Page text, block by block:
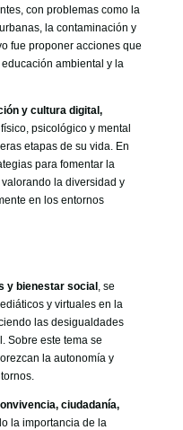
con problemas como la
la contaminación y
fue proponer acciones que
ambiental y la
y cultura digital,
psicológico y mental
etapas de su vida. En
para fomentar la
la diversidad y
en los entornos
y bienestar social , se
y virtuales en la
las desigualdades
Sobre este tema se
la autonomía y
ciudadanía,
la importancia de la